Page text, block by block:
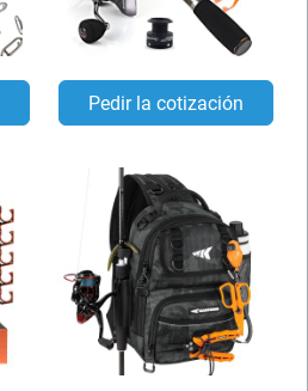
Pedir la cotización